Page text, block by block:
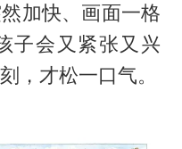
加快、画面一格
子会又紧张又兴
，才松一口气。